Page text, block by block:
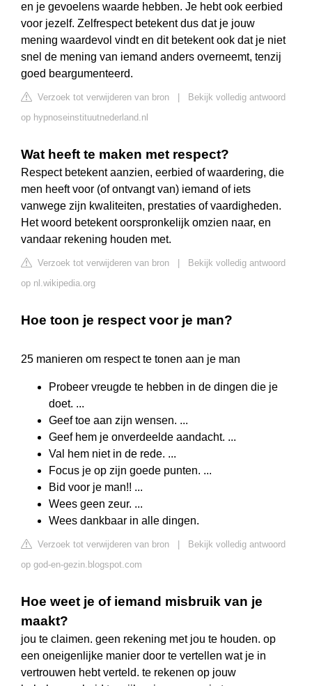
en je gevoelens waarde hebben. Je hebt ook eerbied
voor jezelf. Zelfrespect betekent dus dat je jouw
mening waardevol vindt en dit betekent ook dat je niet
snel de mening van iemand anders overneemt, tenzij
goed beargumenteerd.
Verzoek tot verwijderen van bron
Bekijk volledig antwoord
op hypnoseinstituutnederland.nl
Wat heeft te maken met respect?
Respect betekent aanzien, eerbied of waardering, die
men heeft voor (of ontvangt van) iemand of iets
vanwege zijn kwaliteiten, prestaties of vaardigheden.
Het woord betekent oorspronkelijk omzien naar, en
vandaar rekening houden met.
Verzoek tot verwijderen van bron
Bekijk volledig antwoord
op nl.wikipedia.org
Hoe toon je respect voor je man?
25 manieren om respect te tonen aan je man
Probeer vreugde te hebben in de dingen die je
doet. ...
Geef toe aan zijn wensen. ...
Geef hem je onverdeelde aandacht. ...
Val hem niet in de rede. ...
Focus je op zijn goede punten. ...
Bid voor je man!! ...
Wees geen zeur. ...
Wees dankbaar in alle dingen.
Verzoek tot verwijderen van bron
Bekijk volledig antwoord
op god-en-gezin.blogspot.com
Hoe weet je of iemand misbruik van je
maakt?
jou te claimen. geen rekening met jou te houden. op
een oneigenlijke manier door te vertellen wat je in
vertrouwen hebt verteld. te rekenen op jouw